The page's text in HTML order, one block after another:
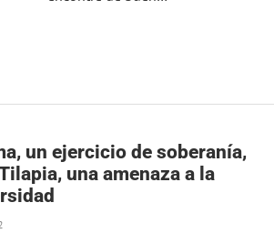
un ejercicio de soberanía,
una amenaza a la